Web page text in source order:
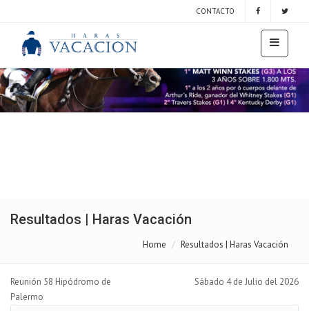
CONTACTO
Resultados | Haras Vacación
Home Resultados | Haras Vacación
Reunión 58 Hipódromo de
Palermo
Sábado 4 de Julio del 2026